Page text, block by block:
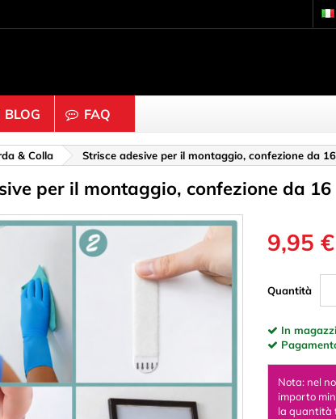
Rete
a vite)
Legno & Sughero
Anelli
Bastoni & Blocchi
Cappucci & Bottoni
Dado
Dischi
Ornamenti & Sculture in
Palline & Perline
BLOG FAQ
& Colla Strisce adesive per il montaggio, confezione da 16
per il montaggio, confezione da 16
9,95 €
Quantità
In
Nota: nel
importo
la quantità